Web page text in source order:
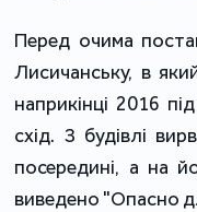
Перед очима
Лисичанську, в
наприкінці 2016
схід. З будівлі
посередині, а на
виведено "Опасно